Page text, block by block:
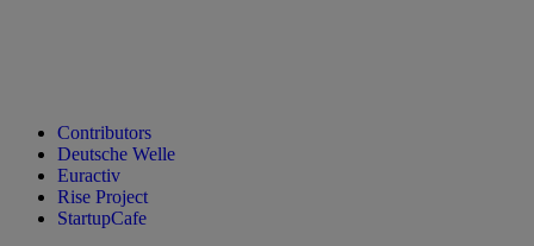
Contributors
Deutsche Welle
Euractiv
Rise Project
StartupCafe